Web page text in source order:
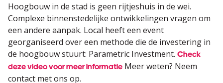
Hoogbouw in de stad is geen rijtjeshuis in de wei.
Complexe binnenstedelijke ontwikkelingen vragen om
een andere aanpak. Local heeft een event
georganiseerd over een methode die de investering in
de hoogbouw stuurt: Parametric Investment. Check
deze video voor meer informatie Meer weten? Neem
contact met ons op.